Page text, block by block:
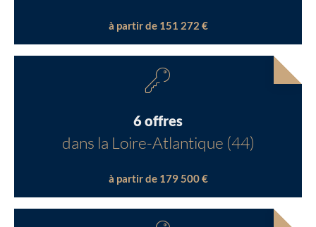
à partir de 151 272 €
6 offres
dans la Loire-Atlantique (44)
à partir de 179 500 €